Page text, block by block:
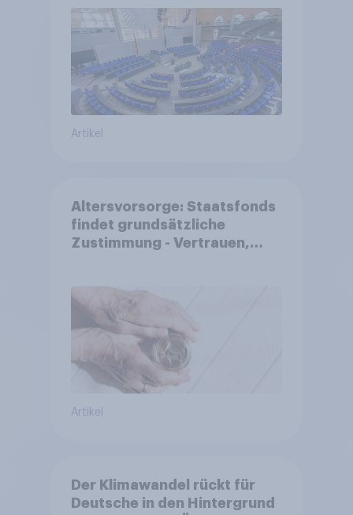
Artikel
Altersvorsorge: Staatsfonds
findet grundsätzliche
Zustimmung - Vertrauen,
Akzeptanz
Artikel
Der Klimawandel rückt für
Deutsche in den Hintergrund